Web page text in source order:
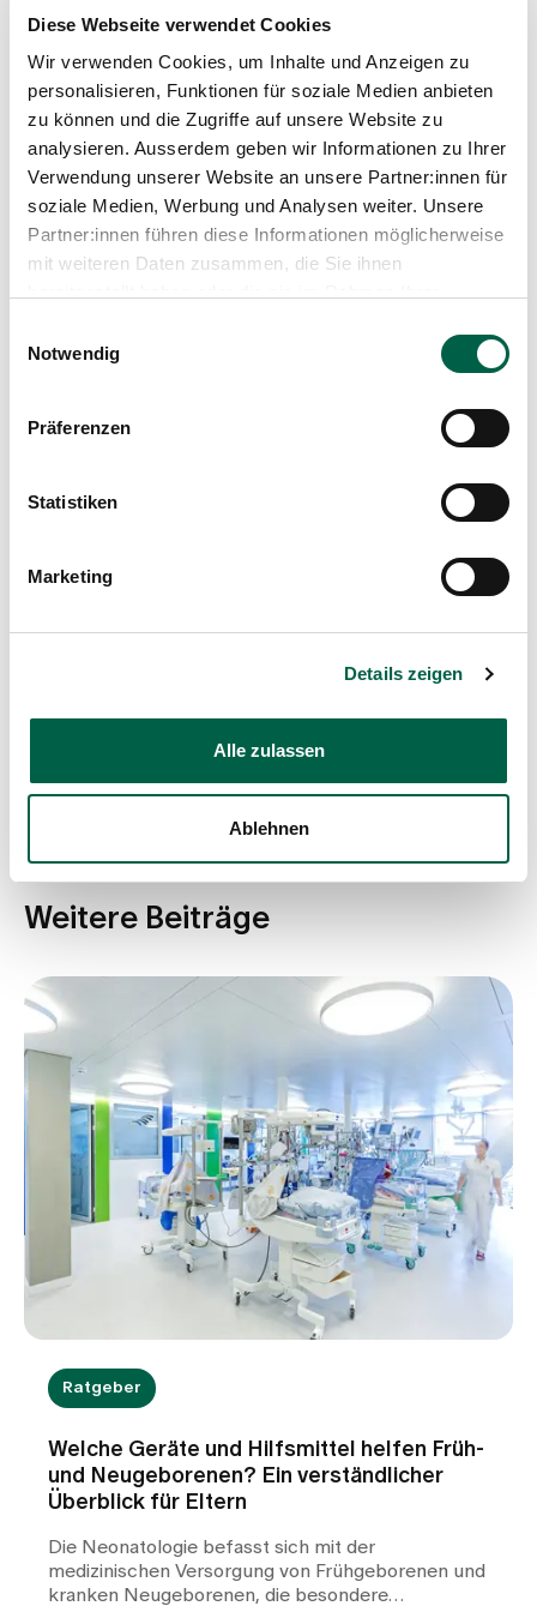
Diese Webseite verwendet Cookies
Wir verwenden Cookies, um Inhalte und Anzeigen zu
personalisieren, Funktionen für soziale Medien anbieten
zu können und die Zugriffe auf unsere Website zu
analysieren. Ausserdem geben wir Informationen zu Ihrer
Verwendung unserer Website an unsere Partner:innen für
soziale Medien, Werbung und Analysen weiter. Unsere
Partner:innen führen diese Informationen möglicherweise
mit weiteren Daten zusammen, die Sie ihnen
Notwendig
Präferenzen
Statistiken
Marketing
Details zeigen
Alle zulassen
Ablehnen
0/0
Medizin, Innere Medizin
Beitrag teilen
Weitere Beiträge
Ratgeber
Welche Geräte und Hilfsmittel helfen Früh-
und Neugeborenen? Ein verständlicher
Überblick für Eltern
Die Neonatologie befasst sich mit der
medizinischen Versorgung von Frühgeborenen und
kranken Neugeborenen, die besondere